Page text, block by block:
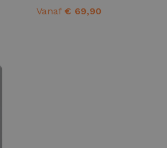
Vanaf € 69,90